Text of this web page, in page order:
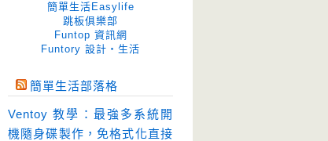
光碟工具 (33)
免安裝 (641)
即時通訊 (23)
壓縮軟體 (9)
簡單生活Easylife
跳板俱樂部
Funtop 資訊網
Funtory 設計‧生活
簡單生活部落格
Ventoy 教學：最強多系統開
機隨身碟製作，免格式化直接